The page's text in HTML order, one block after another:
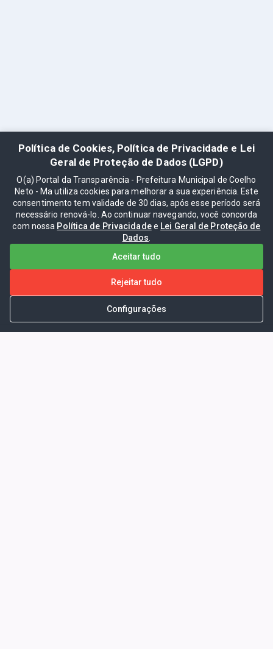
Política de Cookies, Política de Privacidade e Lei
Geral de Proteção de Dados (LGPD)
O(a) Portal da Transparência - Prefeitura Municipal de Coelho
Neto - Ma utiliza cookies para melhorar a sua experiência. Este
consentimento tem validade de 30 dias, após esse período será
necessário renová-lo. Ao continuar navegando, você concorda
com nossa Política de Privacidadee Lei Geral de Proteção de
Dados
Aceitar tudo
Rejeitar tudo
Configurações